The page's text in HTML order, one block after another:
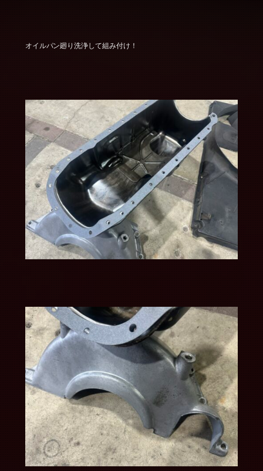
オイルパン廻り洗浄して組み付け！